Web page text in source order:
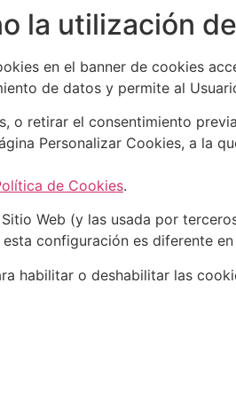
la utilización
en el banner de cookies
de datos y permite al
o retirar el consentimiento
Personalizar Cookies, a la
de Cookies.
Web (y las usada por
configuración es diferente
habilitar o deshabilitar las